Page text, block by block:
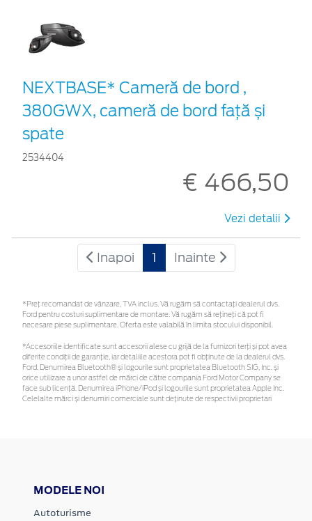
NEXTBASE* Cameră de bord ,
380GWX, cameră de bord față și
spate
2534404
€ 466,50
Vezi detalii
Inapoi 1 Inainte
*Preţ recomandat de vânzare, TVA inclus. Vă rugăm să contactaţi dealerul dvs.
Ford pentru costuri suplimentare de montare. Vă rugăm să rețineți că pot fi
necesare piese suplimentare. Oferta este valabilă în limita stocului disponibil.
*Accesoriile identificate sunt accesorii alese cu grijă de la furnizori terți și pot avea
diferite condiții de garanție, iar detaliile acestora pot fi obținute de la dealerul dvs.
Ford. Denumirea Bluetooth® și logourile sunt proprietatea Bluetooth SIG, Inc. și
orice utilizare a unor astfel de mărci de către compania Ford Motor Company se
face sub licență. Denumirea iPhone/iPod și logourile sunt proprietatea Apple Inc.
Celelalte mărci și denumiri comerciale sunt deținute de respectivii proprietari
MODELE NOI
Autoturisme